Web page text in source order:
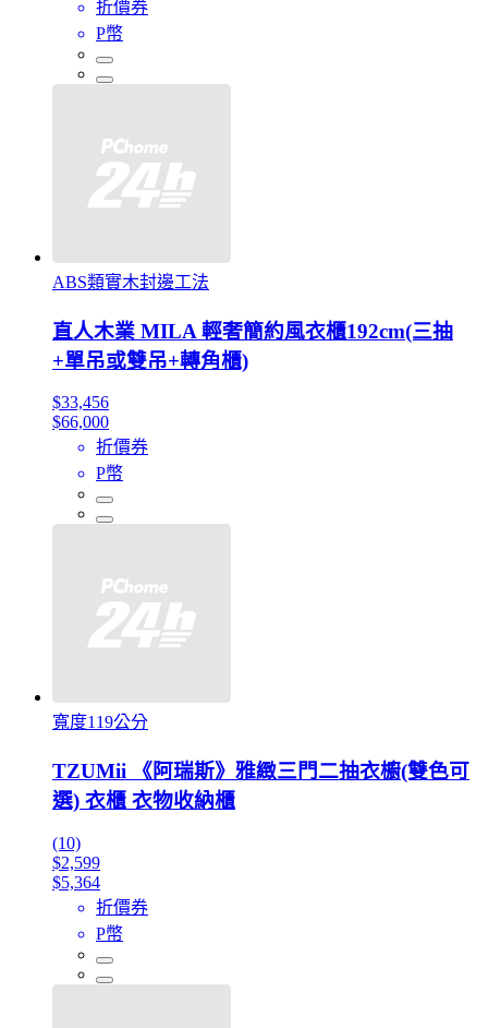
折價券
P幣
ABS類實木封邊工法
直人木業 MILA 輕奢簡約風衣櫃192cm(三抽
+單吊或雙吊+轉角櫃)
$33,456
$66,000
折價券
P幣
寬度119公分
TZUMii 《阿瑞斯》雅緻三門二抽衣櫥(雙色可
選) 衣櫃 衣物收納櫃
(10)
$2,599
$5,364
折價券
P幣